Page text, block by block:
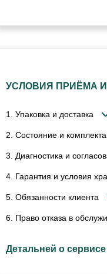
УСЛОВИЯ ПРИЁМА
1. Упаковка и доставка
2. Состояние и
3. Диагностика и
4. Гарантия и условия
5. Обязанности клиента
6. Право отказа в
Детальней о сервисе